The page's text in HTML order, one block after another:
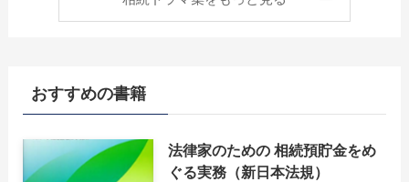
おすすめの書籍
法律家のための 相続預貯金をめ
ぐる実務（新日本法規）